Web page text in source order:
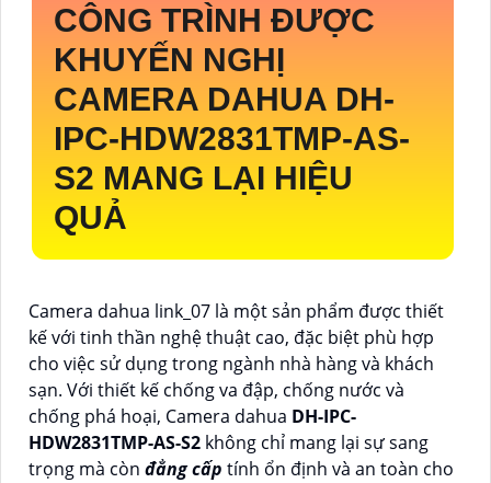
CÔNG TRÌNH ĐƯỢC
KHUYẾN NGHỊ
CAMERA DAHUA DH-
IPC-HDW2831TMP-AS-
S2 MANG LẠI HIỆU
QUẢ
Camera dahua link_07 là một sản phẩm được thiết
kế với tinh thần nghệ thuật cao, đặc biệt phù hợp
cho việc sử dụng trong ngành nhà hàng và khách
sạn. Với thiết kế chống va đập, chống nước và
chống phá hoại, Camera dahua DH-IPC-
HDW2831TMP-AS-S2 không chỉ mang lại sự sang
trọng mà còn đẳng cấp tính ổn định và an toàn cho